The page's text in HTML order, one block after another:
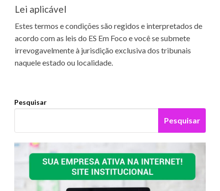
Lei aplicável
Estes termos e condições são regidos e interpretados de
acordo com as leis do ES Em Foco e você se submete
irrevogavelmente à jurisdição exclusiva dos tribunais
naquele estado ou localidade.
Pesquisar
Pesquisar